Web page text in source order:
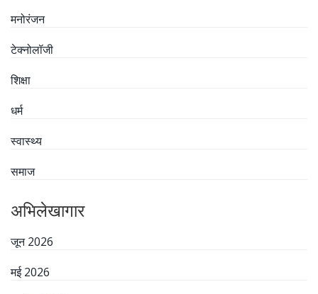
मनोरंजन
टेक्नोलॉजी
शिक्षा
धर्म
स्वास्थ्य
समाज
अभिलेखागार
जून 2026
मई 2026